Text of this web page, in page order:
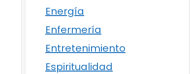
Energía
Enfermería
Entretenimiento
Espiritualidad